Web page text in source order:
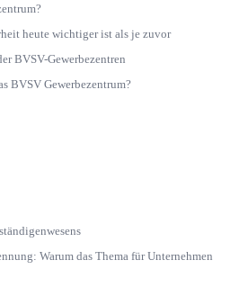
heute wichtiger ist als je zuvor
BVSV-Gewerbezentren
BVSV Gewerbezentrum?
Warum das Thema für Unternehmen